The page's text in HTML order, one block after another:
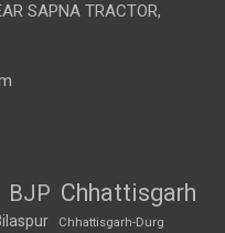
SAPNA TRACTOR,
BJP Chhattisgarh
Chhattisgarh-Durg